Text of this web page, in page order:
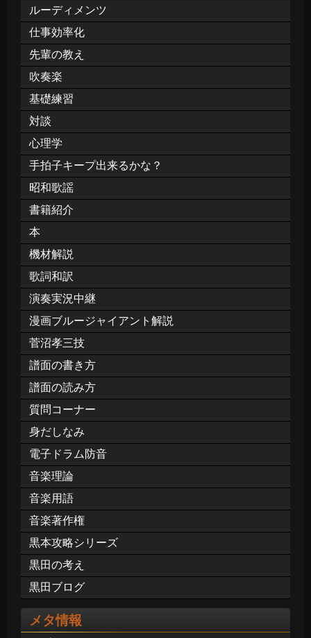
ルーディメンツ
仕事効率化
先輩の教え
吹奏楽
基礎練習
対談
心理学
手拍子キープ出来るかな？
昭和歌謡
書籍紹介
本
機材解説
歌詞和訳
演奏実況中継
漫画ブルージャイアント解説
菅沼孝三技
譜面の書き方
譜面の読み方
質問コーナー
身だしなみ
電子ドラム防音
音楽理論
音楽用語
音楽著作権
黒本攻略シリーズ
黒田の考え
黒田ブログ
メタ情報